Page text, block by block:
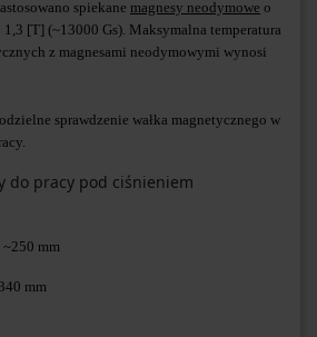
spiekane magnesy neodymowe o
[T] (~13000 Gs). Maksymalna temperatura
z magnesami neodymowymi wynosi
sprawdzenie wałka magnetycznego w
do pracy pod ciśnieniem
~250 mm
mm